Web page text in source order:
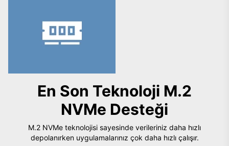
En Son Teknoloji M.2
NVMe Desteği
M.2 NVMe teknolojisi sayesinde verileriniz daha hızlı
depolanırken uygulamalarınız çok daha hızlı çalışır.